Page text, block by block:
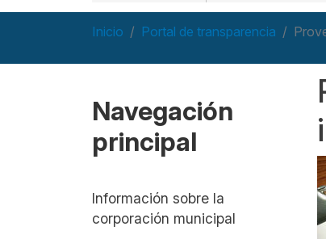
Inicio Portal de transparencia
Navegación
principal
Información sobre la
corporación municipal